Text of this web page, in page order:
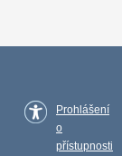
Prohlášení
o
přístupnosti